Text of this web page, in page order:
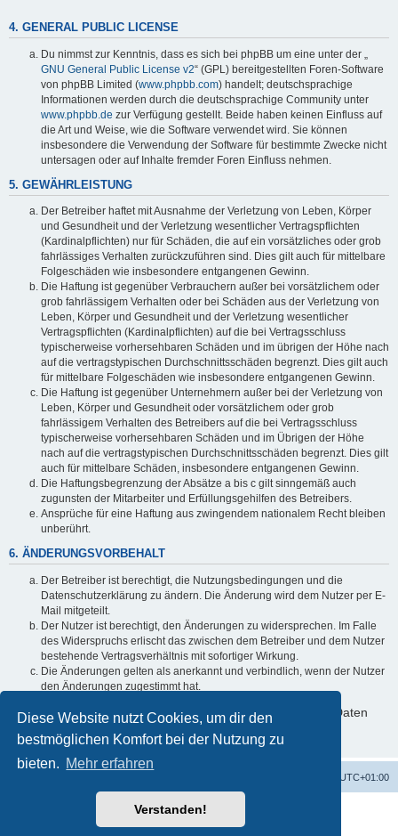
Diese Website nutzt Cookies, um dir den
bestmöglichen Komfort bei der Nutzung zu
bieten. Mehr erfahren
Verstanden!
y
V
i
d
e
o
4. GENERAL PUBLIC LICENSE
Du nimmst zur Kenntnis, dass es sich bei phpBB um eine unter der „
GNU General Public License v2“ (GPL) bereitgestellten Foren-Software
von phpBB Limited (www.phpbb.com) handelt; deutschsprachige
Informationen werden durch die deutschsprachige Community unter
www.phpbb.de zur Verfügung gestellt. Beide haben keinen Einfluss auf
die Art und Weise, wie die Software verwendet wird. Sie können
insbesondere die Verwendung der Software für bestimmte Zwecke nicht
untersagen oder auf Inhalte fremder Foren Einfluss nehmen.
5. GEWÄHRLEISTUNG
Der Betreiber haftet mit Ausnahme der Verletzung von Leben, Körper
und Gesundheit und der Verletzung wesentlicher Vertragspflichten
(Kardinalpflichten) nur für Schäden, die auf ein vorsätzliches oder grob
fahrlässiges Verhalten zurückzuführen sind. Dies gilt auch für mittelbare
Folgeschäden wie insbesondere entgangenen Gewinn.
Die Haftung ist gegenüber Verbrauchern außer bei vorsätzlichem oder
grob fahrlässigem Verhalten oder bei Schäden aus der Verletzung von
Leben, Körper und Gesundheit und der Verletzung wesentlicher
Vertragspflichten (Kardinalpflichten) auf die bei Vertragsschluss
typischerweise vorhersehbaren Schäden und im übrigen der Höhe nach
auf die vertragstypischen Durchschnittsschäden begrenzt. Dies gilt auch
für mittelbare Folgeschäden wie insbesondere entgangenen Gewinn.
Die Haftung ist gegenüber Unternehmern außer bei der Verletzung von
Leben, Körper und Gesundheit oder vorsätzlichem oder grob
fahrlässigem Verhalten des Betreibers auf die bei Vertragsschluss
typischerweise vorhersehbaren Schäden und im Übrigen der Höhe
nach auf die vertragstypischen Durchschnittsschäden begrenzt. Dies gilt
auch für mittelbare Schäden, insbesondere entgangenen Gewinn.
Die Haftungsbegrenzung der Absätze a bis c gilt sinngemäß auch
zugunsten der Mitarbeiter und Erfüllungsgehilfen des Betreibers.
Ansprüche für eine Haftung aus zwingendem nationalem Recht bleiben
unberührt.
6. ÄNDERUNGSVORBEHALT
Der Betreiber ist berechtigt, die Nutzungsbedingungen und die
Datenschutzerklärung zu ändern. Die Änderung wird dem Nutzer per E-
Mail mitgeteilt.
Der Nutzer ist berechtigt, den Änderungen zu widersprechen. Im Falle
des Widerspruchs erlischt das zwischen dem Betreiber und dem Nutzer
bestehende Vertragsverhältnis mit sofortiger Wirkung.
Die Änderungen gelten als anerkannt und verbindlich, wenn der Nutzer
den Änderungen zugestimmt hat.
Informationen über den Umgang mit deinen persönlichen Daten
sind in der Datenschutzerklärung enthalten.
UTC+01:00
Powered byphpBB® Forum Software © phpBB Limited
phpBB.de